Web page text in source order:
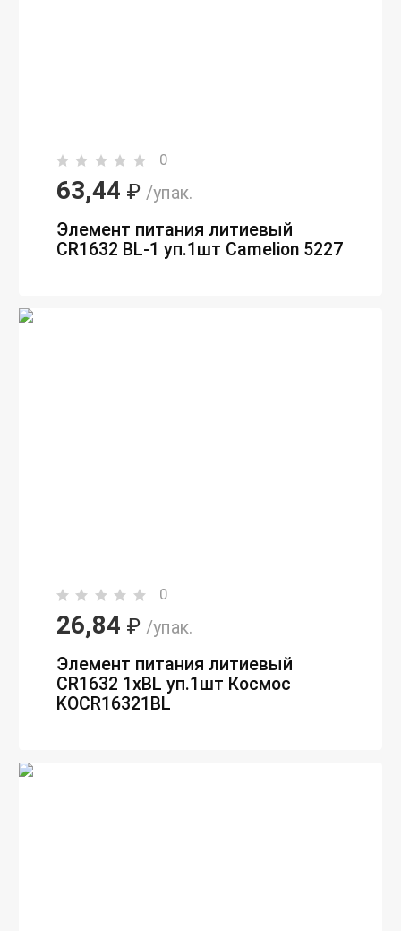
0
63,44 ₽ /упак.
Элемент питания литиевый
CR1632 BL-1 уп.1шт Camelion 5227
0
26,84 ₽ /упак.
Элемент питания литиевый
CR1632 1хBL уп.1шт Космос
KOCR16321BL